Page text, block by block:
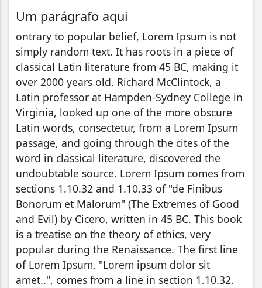
Um parágrafo aqui
ontrary to popular belief, Lorem Ipsum is not
simply random text. It has roots in a piece of
classical Latin literature from 45 BC, making it
over 2000 years old. Richard McClintock, a
Latin professor at Hampden-Sydney College in
Virginia, looked up one of the more obscure
Latin words, consectetur, from a Lorem Ipsum
passage, and going through the cites of the
word in classical literature, discovered the
undoubtable source. Lorem Ipsum comes from
sections 1.10.32 and 1.10.33 of "de Finibus
Bonorum et Malorum" (The Extremes of Good
and Evil) by Cicero, written in 45 BC. This book
is a treatise on the theory of ethics, very
popular during the Renaissance. The first line
of Lorem Ipsum, "Lorem ipsum dolor sit
amet..", comes from a line in section 1.10.32.